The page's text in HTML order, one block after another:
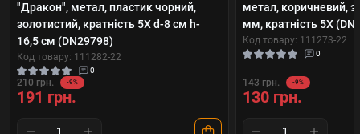
"Дракон", метал, пластик чорний,
золотистий, кратність 5Х d-8 см h-
16,5 см (DN29798)
Код товару: 111282-22
0
210 грн. -9%
191 грн.
метал, коричневий,
мм, кратність 5Х
Код товару: 111273-22
0
143 грн. -9%
130 грн.